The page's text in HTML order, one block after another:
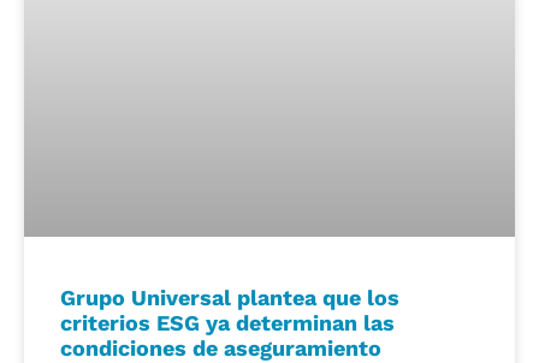
Grupo Universal plantea que los
criterios ESG ya determinan las
condiciones de aseguramiento